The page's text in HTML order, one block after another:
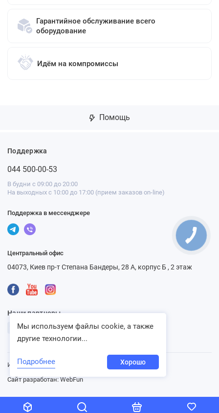
Гарантийное обслуживание всего
оборудование
Идём на компромиссы
Помощь
Поддержка
044 500-00-53
В будни с 09:00 до 20:00
На выходных с 10:00 до 17:00 (прием заказов on-line)
Поддержка в мессенджере
Центральный офис
04073, Киев пр-т Степана Бандеры, 28 А, корпус Б , 2 этаж
Наши партнеры
Интернет-магазин «Ventbazar», 2013 - 2026
Сайт разработан: WebFun
Мы используем файлы cookie, а также
другие технологии...
Подробнее Хорошо